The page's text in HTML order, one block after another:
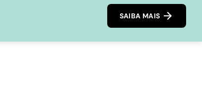
SAIBA MAIS